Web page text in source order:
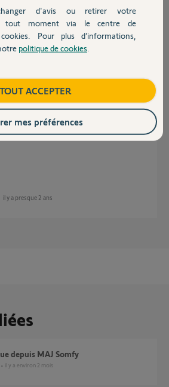
le necessaire.
il y a presque 2 ans
depuis MAJ Somfy
il y a environ 2 mois
d'avis ou retirer votre
tout moment via le centre de
Pour plus d’informations,
politique de cookies
TOUT ACCEPTER
mes préférences